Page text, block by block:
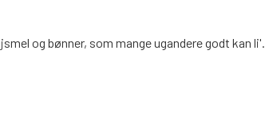
og bønner, som mange ugandere godt kan li'.